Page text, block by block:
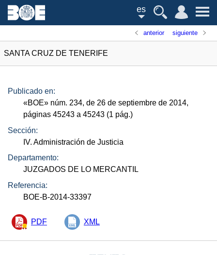
es
anterior siguiente
SANTA CRUZ DE TENERIFE
Publicado en:
«BOE» núm. 234, de 26 de septiembre de 2014,
páginas 45243 a 45243 (1 pág.)
Sección:
IV. Administración de Justicia
Departamento:
JUZGADOS DE LO MERCANTIL
Referencia:
BOE-B-2014-33397
PDF XML